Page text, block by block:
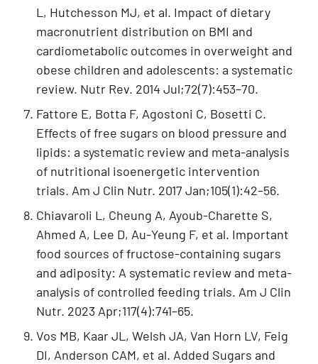
L, Hutchesson MJ, et al. Impact of dietary
macronutrient distribution on BMI and
cardiometabolic outcomes in overweight and
obese children and adolescents: a systematic
review. Nutr Rev. 2014 Jul;72(7):453–70.
Fattore E, Botta F, Agostoni C, Bosetti C.
Effects of free sugars on blood pressure and
lipids: a systematic review and meta-analysis
of nutritional isoenergetic intervention
trials. Am J Clin Nutr. 2017 Jan;105(1):42–56.
Chiavaroli L, Cheung A, Ayoub-Charette S,
Ahmed A, Lee D, Au-Yeung F, et al. Important
food sources of fructose-containing sugars
and adiposity: A systematic review and meta-
analysis of controlled feeding trials. Am J Clin
Nutr. 2023 Apr;117(4):741–65.
Vos MB, Kaar JL, Welsh JA, Van Horn LV, Feig
DI, Anderson CAM, et al. Added Sugars and